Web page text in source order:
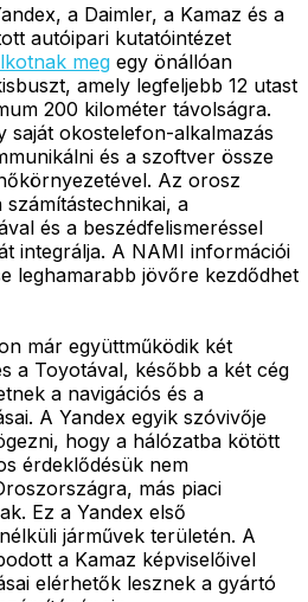
a Daimler, a Kamaz és a
autóipari kutatóintézet
meg egy önállóan
amely legfeljebb 12 utast
200 kilométer távolságra.
saját okostelefon-alkalmazás
és a szoftver össze
Az orosz
a
és a beszédfelismeréssel
integrálja. A NAMI információi
leghamarabb jövőre kezdődhet
már együttműködik két
a Toyotával, később a két cég
a navigációs és a
A Yandex egyik szóvivője
hogy a hálózatba kötött
érdeklődésük nem
más piaci
Ez a Yandex első
járművek területén. A
a Kamaz képviselőivel
elérhetők lesznek a gyártó